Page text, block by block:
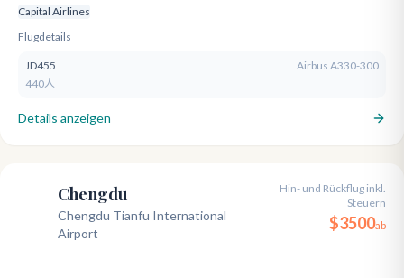
Capital Airlines
Flugdetails
JD455
Airbus A330-300
440人
Details anzeigen
Chengdu
Chengdu Tianfu International
Airport
Hin- und Rückflug inkl.
Steuern
$3500ab